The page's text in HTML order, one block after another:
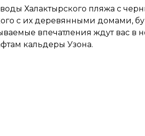
Халактырского пляжа с
с их деревянными домами,
впечатления ждут вас в
кальдеры Узона.